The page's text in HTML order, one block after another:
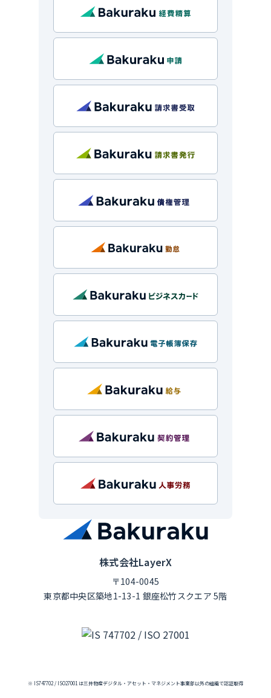
株式会社LayerX
〒104-0045
東京都中央区築地1-13-1 銀座松竹スクエア 5階
※ IS747702 / ISO27001 は三井物産デジタル・アセット・マネジメント事業部以外の組織で認証取得